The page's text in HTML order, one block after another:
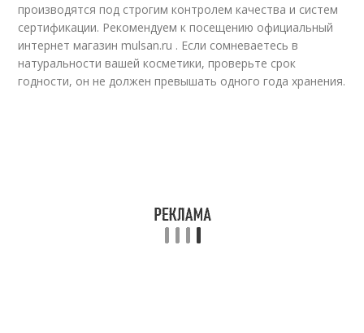
производятся под строгим контролем качества и систем
сертификации. Рекомендуем к посещению официальный
интернет магазин mulsan.ru . Если сомневаетесь в
натуральности вашей косметики, проверьте срок
годности, он не должен превышать одного года хранения.